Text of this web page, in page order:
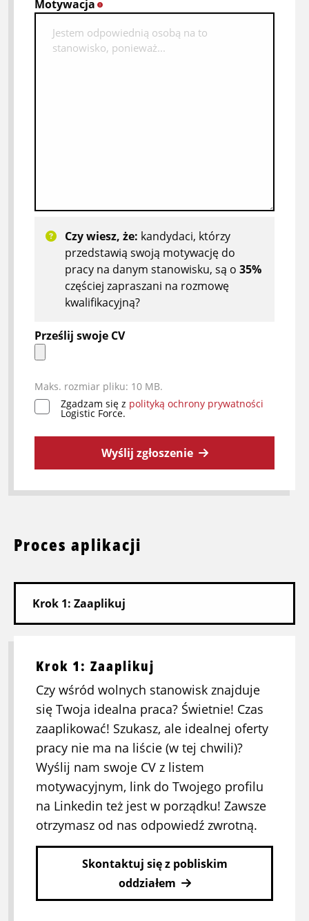
Motywacja
Czy wiesz, że: kandydaci, którzy
przedstawią swoją motywację do
pracy na danym stanowisku, są o 35%
częściej zapraszani na rozmowę
kwalifikacyjną?
Prześlij swoje CV
Maks. rozmiar pliku: 10 MB.
*
Zgadzam się z polityką ochrony prywatności
Logistic Force.
Wyślij zgłoszenie
Proces aplikacji
Krok 1: Zaaplikuj
Czy wśród wolnych stanowisk znajduje
się Twoja idealna praca? Świetnie! Czas
zaaplikować! Szukasz, ale idealnej oferty
pracy nie ma na liście (w tej chwili)?
Wyślij nam swoje CV z listem
motywacyjnym, link do Twojego profilu
na Linkedin też jest w porządku! Zawsze
otrzymasz od nas odpowiedź zwrotną.
Skontaktuj się z pobliskim
oddziałem